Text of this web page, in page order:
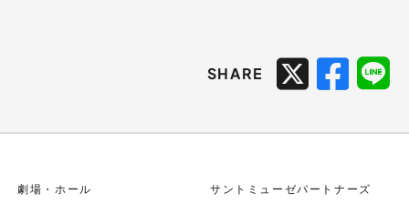
SHARE
劇場・ホール
サントミューゼパートナーズ